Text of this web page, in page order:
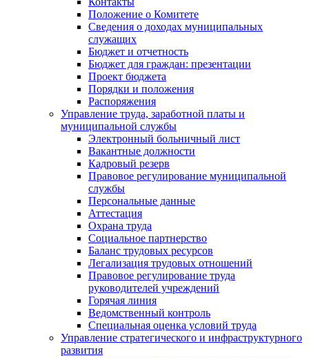
Положение о Комитете
Сведения о доходах муниципальных
служащих
Бюджет и отчетность
Бюджет для граждан: презентации
Проект бюджета
Порядки и положения
Распоряжения
Управление труда, заработной платы и
муниципальной службы
Электронный больничный лист
Вакантные должности
Кадровый резерв
Правовое регулирование муниципальной
службы
Персональные данные
Аттестация
Охрана труда
Социальное партнерство
Баланс трудовых ресурсов
Легализация трудовых отношений
Правовое регулирование труда
руководителей учреждений
Горячая линия
Ведомственный контроль
Специальная оценка условий труда
Управление стратегического и инфраструктурного
развития